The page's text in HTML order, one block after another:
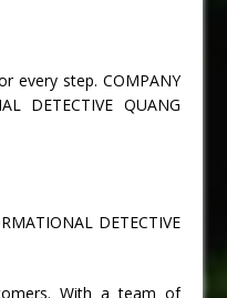
every step. COMPANY
DETECTIVE QUANG
DETECTIVE
With a team of